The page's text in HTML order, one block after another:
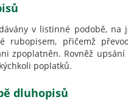
v listinné podobě, na
rubopisem, přičemž
zpoplatněn. Rovněž
poplatků.
dluhopisů